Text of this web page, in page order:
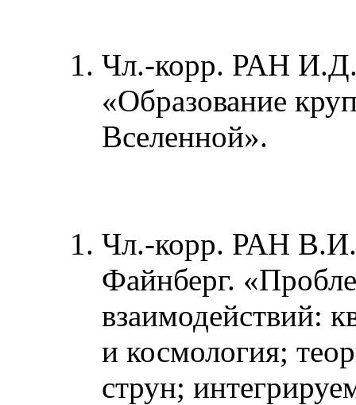
Чл.-корр. РАН
«Образование
Вселенной».
Чл.-корр. РАН
Файнберг.
взаимодействий:
и космология;
струн;